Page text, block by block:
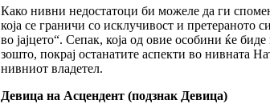
Како нивни недостатоци би можеле да ги
која се граничи со исклучивост и претераното
во јајцето“. Сепак, која од овие особини ќе
зошто, покрај останатите аспекти во нивната
нивниот владетел.
Девица на Асцендент (подзнак Девица)